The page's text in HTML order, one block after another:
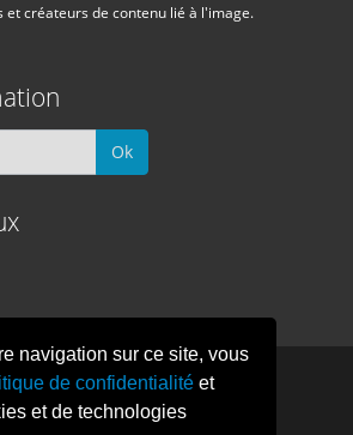
navigation sur ce site, vous
de confidentialité et
et de technologies
et créateurs de contenu lié à l'image.
Ok